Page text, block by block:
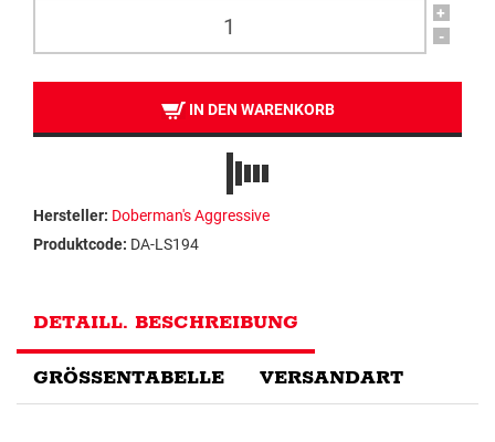
+
-
IN DEN WARENKORB
Hersteller: Doberman's Aggressive
Produktcode: DA-LS194
DETAILL. BESCHREIBUNG
GRÖSSENTABELLE VERSANDART